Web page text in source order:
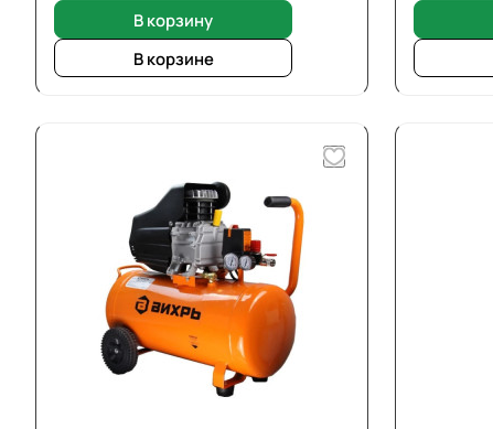
В корзину
В корзине